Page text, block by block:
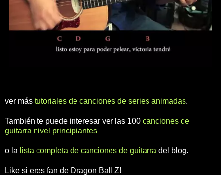
ver más tutoriales de canciones de series animadas.
También te puede interesar ver las 100 canciones de
guitarra nivel principiantes
o la lista completa de canciones de guitarra del blog.
Like si eres fan de Dragon Ball Z!